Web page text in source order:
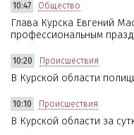
10:47 Общество
Глава Курска Евгений
профессиональным
10:20 Происшествия
В Курской области
10:10 Происшествия
В Курской области за